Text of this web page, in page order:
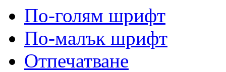
По-голям шрифт
По-малък шрифт
Отпечатване